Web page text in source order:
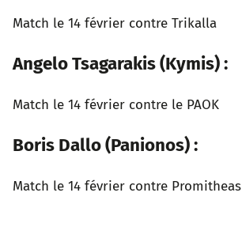
Match le 14 février contre Trikalla
Angelo Tsagarakis (Kymis) :
Match le 14 février contre le PAOK
Boris Dallo (Panionos) :
Match le 14 février contre Promitheas